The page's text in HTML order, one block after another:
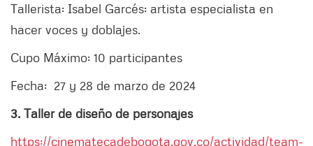
Tallerista: Isabel Garcés: artista especialista en
hacer voces y doblajes.
Cupo Máximo: 10 participantes
Fecha: 27 y 28 de marzo de 2024
3. Taller de diseño de personajes
https://cinematecadebogota.gov.co/actividad/team-